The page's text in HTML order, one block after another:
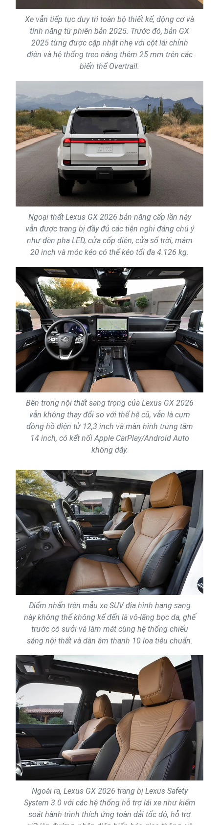
Xe vẫn tiếp tục duy trì toàn bộ thiết kế, động cơ và
tính năng từ phiên bản 2025. Trước đó, bản GX
2025 từng được cập nhật nhẹ với cột lái chỉnh
điện và hệ thống treo nâng thêm 25 mm trên các
biến thể Overtrail.
Ngoại thất Lexus GX 2026 bản nâng cấp lần này
vẫn được trang bị đầy đủ các tiện nghi đáng chú ý
như đèn pha LED, cửa cốp điện, cửa sổ trời, mâm
20 inch và móc kéo có thể kéo tối đa 4.126 kg.
Bên trong nội thất sang trọng của Lexus GX 2026
vẫn không thay đổi so với thế hệ cũ, vẫn là cụm
đồng hồ điện tử 12,3 inch và màn hình trung tâm
14 inch, có kết nối Apple CarPlay/Android Auto
không dây.
Điểm nhấn trên mẫu xe SUV địa hình hạng sang
này không thể không kể đến là vô-lăng bọc da, ghế
trước có sưởi và làm mát cùng hệ thống chiếu
sáng nội thất và dàn âm thanh 10 loa tiêu chuẩn.
Ngoài ra, Lexus GX 2026 trang bị Lexus Safety
System 3.0 với các hệ thống hỗ trợ lái xe như kiểm
soát hành trình thích ứng toàn dải tốc độ, hỗ trợ